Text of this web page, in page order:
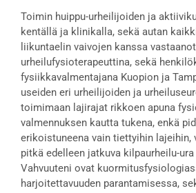
Toimin huippu-urheilijoiden ja
kentällä ja klinikalla, sekä autan
liikuntaelin vaivojen kanssa
urheilufysioterapeuttina, sekä
fysiikkavalmentajana Kuopion ja
useiden eri urheilijoiden ja
toimimaan lajirajat rikkoen apuna
valmennuksen kautta tukena, enkä
erikoistuneena vain tiettyihin lajeihin,
pitkä edelleen jatkuva kilpaurheilu-
Vahvuuteni ovat
harjoitettavuuden parantamisessa,